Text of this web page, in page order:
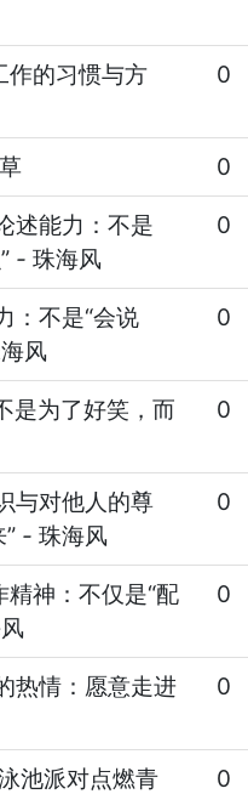
作的习惯与方
0
0
述能力：不是
- 珠海风
0
：不是“会说
风
0
是为了好笑，而
0
与对他人的尊
- 珠海风
0
精神：不仅是“配
0
热情：愿意走进
0
池派对点燃青
0